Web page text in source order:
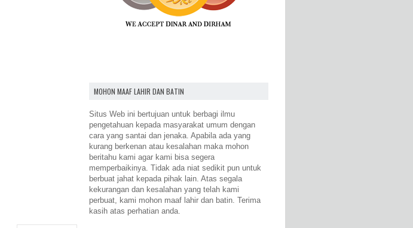
MOHON MAAF LAHIR DAN BATIN
Situs Web ini bertujuan untuk berbagi ilmu
pengetahuan kepada masyarakat umum dengan
cara yang santai dan jenaka. Apabila ada yang
kurang berkenan atau kesalahan maka mohon
beritahu kami agar kami bisa segera
memperbaikinya. Tidak ada niat sedikit pun untuk
berbuat jahat kepada pihak lain. Atas segala
kekurangan dan kesalahan yang telah kami
perbuat, kami mohon maaf lahir dan batin. Terima
kasih atas perhatian anda.